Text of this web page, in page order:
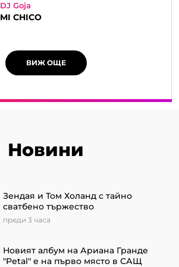
DJ Goja
MI CHICO
ВИЖ ОЩЕ
Новини
Зендая и Том Холанд с тайно
сватбено тържество
преди 3 часа
Новият албум на Ариана Гранде
"Petal" e на първо място в САЩ